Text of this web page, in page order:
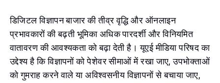
डिजिटल विज्ञापन बाजार की तीव्र वृद्धि और ऑनलाइन
प्रभावकारों की बढ़ती भूमिका अधिक पारदर्शी और विनियमित
वातावरण की आवश्यकता को बढ़ा देती है। यूएई मीडिया परिषद का
उद्देश्य है कि विज्ञापनों को पेशेवर सीमाओं में रखा जाए, उपभोक्ताओं
को गुमराह करने वाले या अविश्वसनीय विज्ञापनों से बचाया जाए,